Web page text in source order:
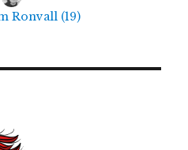
Ronvall (19)